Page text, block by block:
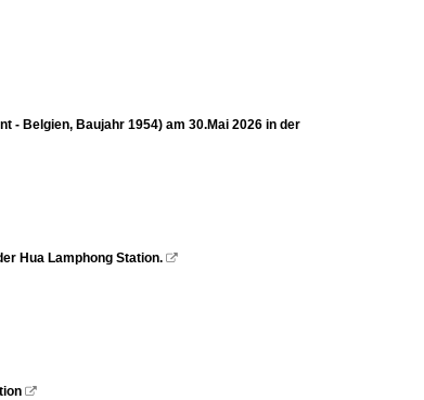
- Belgien, Baujahr 1954) am 30.Mai 2026 in der
Hua Lamphong Station. 
